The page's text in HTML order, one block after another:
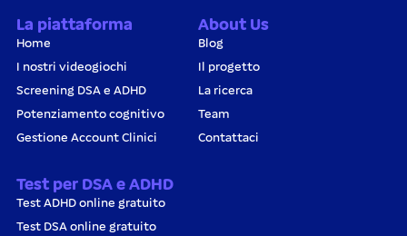
La piattaforma
Home
I nostri videogiochi
Screening DSA e ADHD
Potenziamento cognitivo
Gestione Account Clinici
About Us
Blog
Il progetto
La ricerca
Team
Contattaci
Test per DSA e ADHD
Test ADHD online gratuito
Test DSA online gratuito